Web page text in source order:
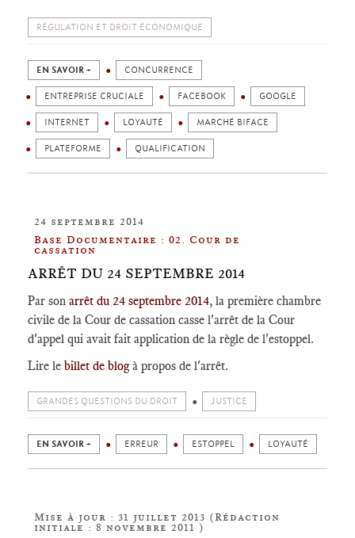
RÉGULATION ET DROIT ÉCONOMIQUE
EN SAVOIR + CONCURRENCE
ENTREPRISE CRUCIALE FACEBOOK GOOGLE
INTERNET LOYAUTÉ MARCHÉ BIFACE
PLATEFORME QUALIFICATION
24 septembre 2014
Base Documentaire : 02. Cour de
cassation
ARRÊT DU 24 SEPTEMBRE 2014
Par son arrêt du 24 septembre 2014, la première chambre
civile de la Cour de cassation casse l'arrêt de la Cour
d'appel qui avait fait application de la règle de l'estoppel.
Lire le billet de blogà propos de l'arrêt.
GRANDES QUESTIONS DU DROIT JUSTICE
EN SAVOIR + ERREUR ESTOPPEL LOYAUTÉ
Mise à jour : 31 juillet 2013 (Rédaction
initiale : 8 novembre 2011 )